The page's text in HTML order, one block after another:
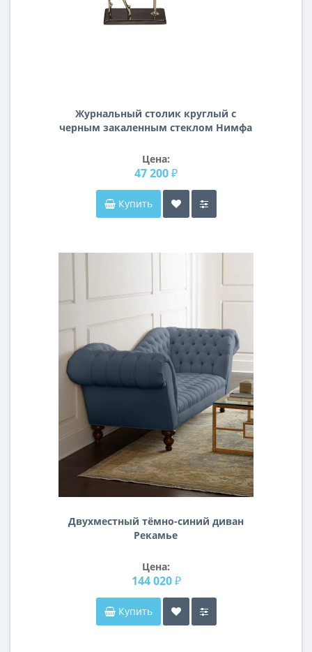
Журнальный столик круглый с
черным закаленным стеклом Нимфа
Цена:
47 200 ₽
Купить
Двухместный тёмно-синий диван
Рекамье
Цена:
144 020 ₽
Купить